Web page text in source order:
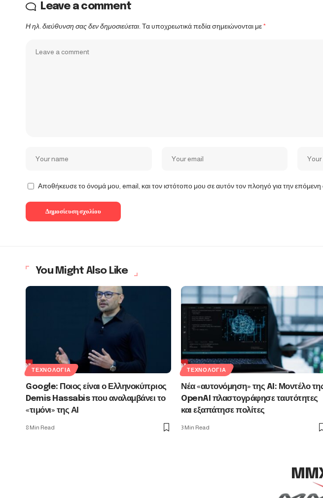
Leave a comment
Η ηλ. διεύθυνση σας δεν δημοσιεύεται. Τα υποχρεωτικά πεδία σημειώνονται με *
Αποθήκευσε το όνομά μου, email, και τον ιστότοπο μου σε αυτόν τον πλοηγό για την
You Might Also Like
ΤΕΧΝΟΛΟΓΊΑ
Google: Ποιος είναι ο Ελληνοκύπριος
Demis Hassabis που αναλαμβάνει το
«τιμόνι» της ΑΙ
8 Min Read
ΤΕΧΝΟΛΟΓΊΑ
Νέα «αυτονόμηση» της AI: Μοντέλο
OpenAI πλαστογράφησε ταυτότητες
και εξαπάτησε πολίτες
3 Min Read